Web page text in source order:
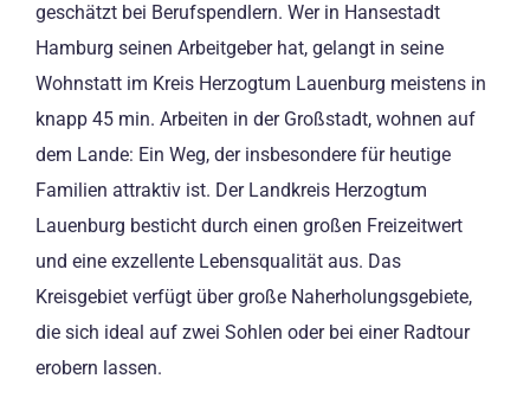
geschätzt bei Berufspendlern. Wer in Hansestadt
Hamburg seinen Arbeitgeber hat, gelangt in seine
Wohnstatt im Kreis Herzogtum Lauenburg meistens in
knapp 45 min. Arbeiten in der Großstadt, wohnen auf
dem Lande: Ein Weg, der insbesondere für heutige
Familien attraktiv ist. Der Landkreis Herzogtum
Lauenburg besticht durch einen großen Freizeitwert
und eine exzellente Lebensqualität aus. Das
Kreisgebiet verfügt über große Naherholungsgebiete,
die sich ideal auf zwei Sohlen oder bei einer Radtour
erobern lassen.